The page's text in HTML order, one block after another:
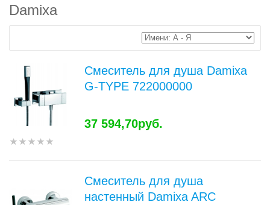
Damixa
Смеситель для душа Damixa
G-TYPE 722000000
37 594,70руб.
Смеситель для душа
настенный Damixa ARC